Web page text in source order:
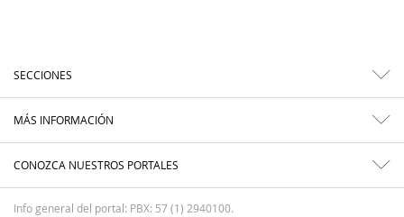
SECCIONES
MÁS INFORMACIÓN
CONOZCA NUESTROS PORTALES
Info general del portal: PBX: 57 (1) 2940100.